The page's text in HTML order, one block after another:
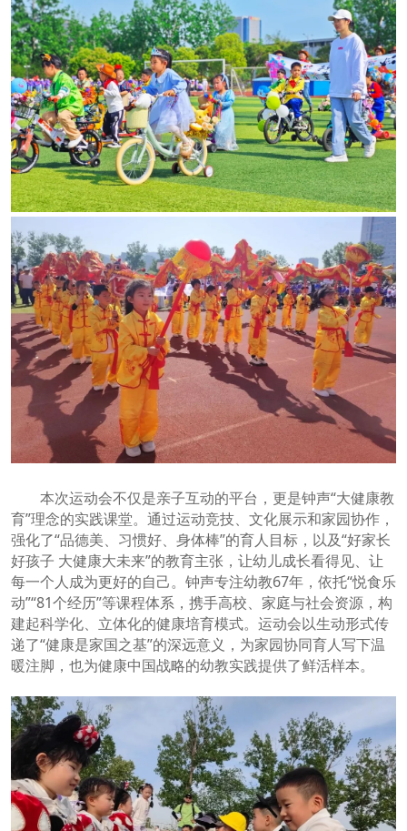
本次运动会不仅是亲子互动的平台，更是钟声“大健康教
育”理念的实践课堂。通过运动竞技、文化展示和家园协作，
强化了“品德美、习惯好、身体棒”的育人目标，以及“好家长
好孩子 大健康大未来”的教育主张，让幼儿成长看得见、让
每一个人成为更好的自己。钟声专注幼教67年，依托“悦食乐
动”“81个经历”等课程体系，携手高校、家庭与社会资源，构
建起科学化、立体化的健康培育模式。运动会以生动形式传
递了“健康是家国之基”的深远意义，为家园协同育人写下温
暖注脚，也为健康中国战略的幼教实践提供了鲜活样本。